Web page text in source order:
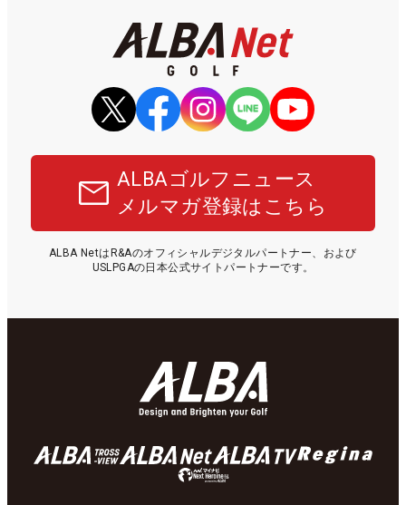
ALBAゴルフニュース
メルマガ登録はこちら
ALBA NetはR&Aのオフィシャルデジタルパートナー、および
USLPGAの日本公式サイトパートナーです。